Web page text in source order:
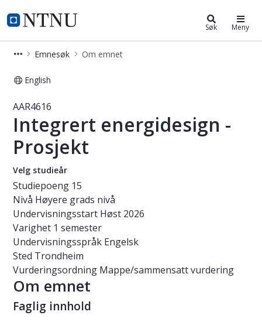
NTNU Hjemmeside
Studier Søk Meny
Emnesøk Om emnet
English
Emne - Integrert energidesign -
AAR4616
Integrert energidesign -
Prosjekt
Velg studieår
Studiepoeng 15
Nivå Høyere grads nivå
Undervisningsstart Høst 2026
Varighet 1 semester
Undervisningsspråk Engelsk
Sted Trondheim
Vurderingsordning Mappe/sammensatt vurdering
Om emnet
Faglig innhold